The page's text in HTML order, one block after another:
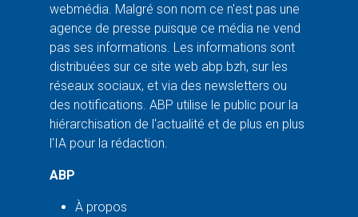
webmédia. Malgré son nom ce n'est pas une
agence de presse puisque ce média ne vend
pas ses informations. Les informations sont
distribuées sur ce site web abp.bzh, sur les
réseaux sociaux, et via des newsletters ou
des notifications. ABP utilise le public pour la
hiérarchisation de l'actualité et de plus en plus
l'IA pour la rédaction.
ABP
À propos